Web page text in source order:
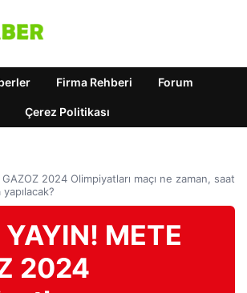
Firma Rehberi Forum
Çerez Politikası
2024 Olimpiyatları maçı ne zaman, saat
METE
2024